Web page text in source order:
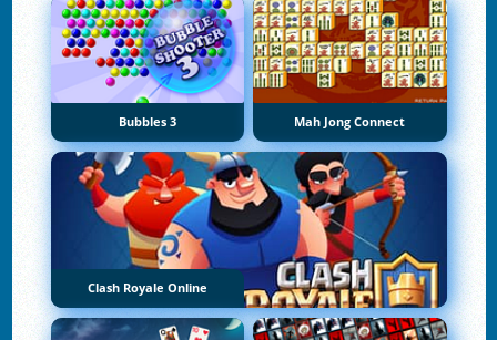
Bubbles 3 Mah Jong Connect
Clash Royale Online